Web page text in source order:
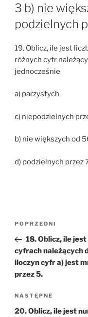
3 b) nie
podzielnych
19. Oblicz, ile jest
różnych cyfr należący
jednocześnie
a) parzystych
c) niepodzielnych
b) nie większych od
d) podzielnych przez
Nawigacja
Poprzedni
wpis
POPRZEDNI
18. Oblicz, ile
cyfrach należących
iloczyn cyfr a) jest
przez 5.
Następny
wpis
NASTĘPNE
20. Oblicz, ile jest